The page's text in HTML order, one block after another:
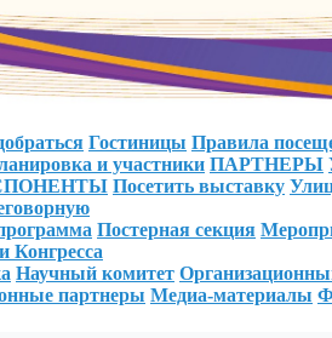
Гостиницы Правила
и участники ПАРТНЕРЫ
Посетить выставку
Постерная секция
Конгресса
Научный комитет
партнеры Медиа-материалы